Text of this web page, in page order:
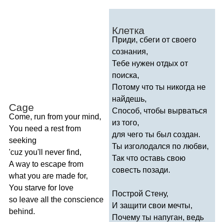
Cage
Come, run from your mind,
You need a rest from
seeking
'cuz you'll never find,
A way to escape from
what you are made for,
You starve for love
so leave all the conscience
behind.
Клетка
Приди, сбеги от своего
сознания,
Тебе нужен отдых от
поиска,
Потому что ты никогда не
найдешь,
Способ, чтобы вырваться
из того,
для чего ты был создан.
Ты изголодался по любви,
Так что оставь свою
совесть позади.
Построй Стену,
И защити свои мечты,
Почему ты напуган, ведь